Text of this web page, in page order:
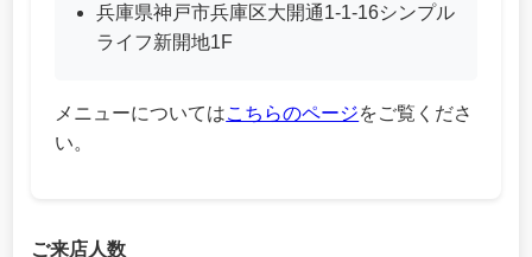
兵庫県神戸市兵庫区大開通1-1-16シンプル
ライフ新開地1F
メニューについてはこちらのページをご覧くださ
い。
ご来店人数